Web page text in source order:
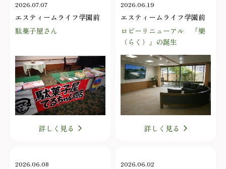
2026.07.07
エスティームライフ学園前
駄菓子屋さん
詳しく見る
2026.06.19
エスティームライフ学園前
ロビーリニューアル 「樂
（らく）」の誕生
詳しく見る
2026.06.08 2026.06.02